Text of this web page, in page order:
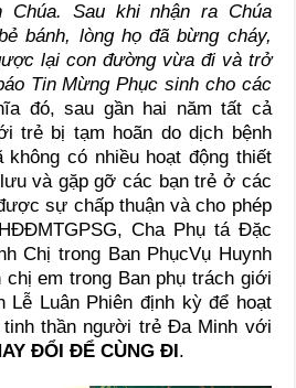
Chúa. Sau khi nhận ra Chúa
bánh, lòng họ đã bừng cháy,
lại con đường vừa đi và trở
Tin Mừng Phục sinh cho các
đó, sau gần hai năm tất cả
trẻ bị tạm hoãn do dịch bệnh
có nhiều hoạt động thiết
và gặp gỡ các bạn trẻ ở các
sự chấp thuận và cho phép
Cha Phụ tá Đặc
Chị trong Ban PhụcVụ Huynh
chị em trong Ban phụ trách giới
Lễ Luân Phiên định kỳ để hoạt
thần người trẻ Đa Minh với
ĐỔI ĐỂ CÙNG ĐI .